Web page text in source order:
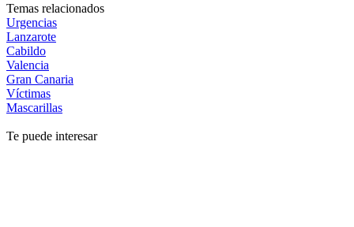
Temas relacionados
Urgencias
Lanzarote
Cabildo
Valencia
Gran Canaria
Víctimas
Mascarillas
Te puede interesar